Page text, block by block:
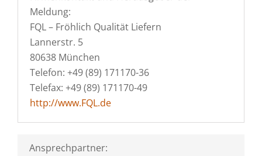
Meldung:
FQL – Fröhlich Qualität Liefern
Lannerstr. 5
80638 München
Telefon: +49 (89) 171170-36
Telefax: +49 (89) 171170-49
http://www.FQL.de
Ansprechpartner: